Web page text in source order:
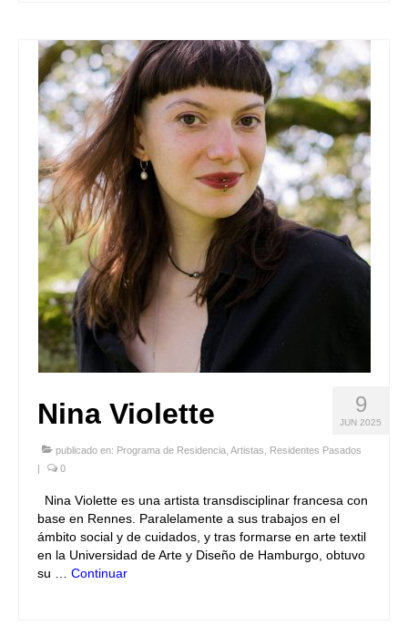
9
JUN 2025
Nina Violette
publicado en: Programa de Residencia Artistas
Residentes Pasados
|
0
Nina Violette es una artista transdisciplinar francesa con
base en Rennes. Paralelamente a sus trabajos en el
ámbito social y de cuidados, y tras formarse en arte textil
en la Universidad de Arte y Diseño de Hamburgo, obtuvo
su … Continuar